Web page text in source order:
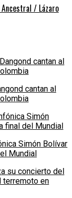
Ancestral / Lázaro
cantan al
Simón Bolívar
Mundial